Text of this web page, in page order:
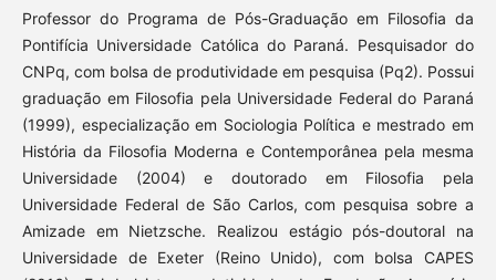
Professor do Programa de Pós-Graduação em Filosofia da
Pontifícia Universidade Católica do Paraná. Pesquisador do
CNPq, com bolsa de produtividade em pesquisa (Pq2). Possui
graduação em Filosofia pela Universidade Federal do Paraná
(1999), especialização em Sociologia Política e mestrado em
História da Filosofia Moderna e Contemporânea pela mesma
Universidade (2004) e doutorado em Filosofia pela
Universidade Federal de São Carlos, com pesquisa sobre a
Amizade em Nietzsche. Realizou estágio pós-doutoral na
Universidade de Exeter (Reino Unido), com bolsa CAPES